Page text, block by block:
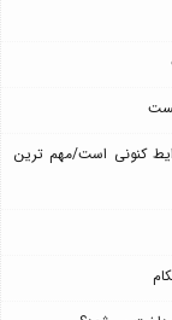
کنونی است/مهم ترین